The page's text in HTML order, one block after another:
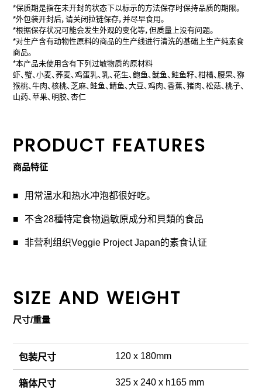
*保质期是指在未开封的状态下以标示的方法保存时保持品质的期限。
*外包装开封后，请关闭拉链保存，并尽早食用。
*根据保存状况可能会发生外观的变化等，但质量上没有问题。
*对生产含有动物性原料的商品的生产线进行清洗的基础上生产纯素食
商品。
*本产品未使用含有下列过敏物质的原材料
虾、蟹、小麦、荞麦、鸡蛋乳、乳、花生、鲍鱼、鱿鱼、鲑鱼籽、柑橘、腰果、猕
猴桃、牛肉、核桃、芝麻、鲑鱼、鲭鱼、大豆、鸡肉、香蕉、猪肉、松菇、桃子、
山药、苹果、明胶、杏仁
PRODUCT FEATURES
商品特征
用常温水和热水冲泡都很好吃。
不含28種特定食物過敏原成分和貝類的食品
非营利组织Veggie Project Japan的素食认证
SIZE AND WEIGHT
尺寸/重量
包装尺寸 120 x 180mm
箱体尺寸 325 x 240 x h165 mm